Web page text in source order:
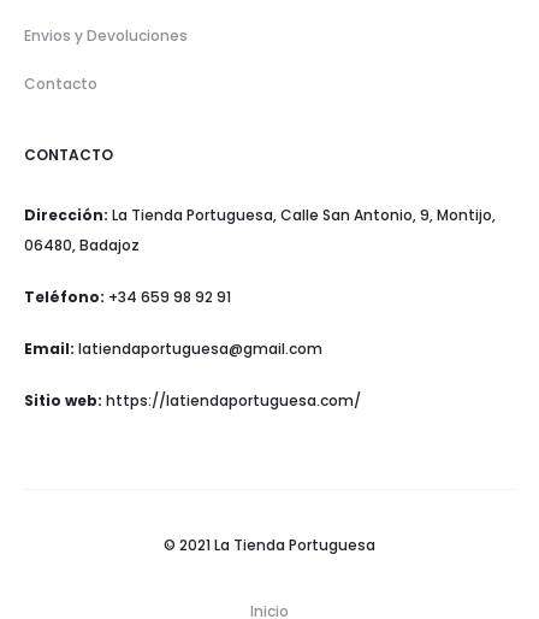
Envios y Devoluciones
Contacto
CONTACTO
Dirección: La Tienda Portuguesa, Calle San Antonio, 9, Montijo,
06480, Badajoz
Teléfono: +34 659 98 92 91
Email: latiendaportuguesa@gmail.com
Sitio web: https://latiendaportuguesa.com/
© 2021 La Tienda Portuguesa
Inicio